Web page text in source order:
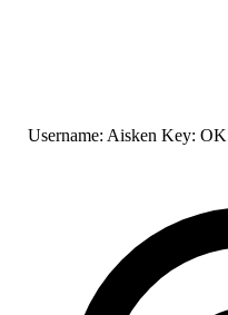
Username: Aisken Key: